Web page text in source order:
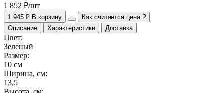
1 852 ₽/шт
1 945 ₽ В корзину Как считается цена ?
Описание
Характеристики Доставка
Цвет:
Зеленый
Размер:
10 см
Ширина, см:
13,5
Высота, см: